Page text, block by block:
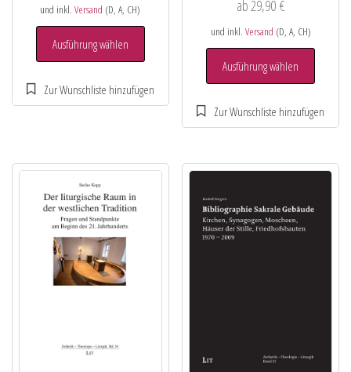
und inkl.Versand (D, A, CH)
Ausführung wählen
ab29,90 €
und inkl. Versand (D, A, CH)
Ausführung wählen